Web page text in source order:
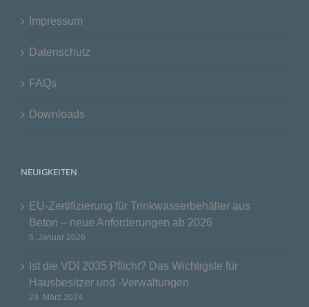
Impressum
Datenschutz
FAQs
Downloads
NEUIGKEITEN
EU-Zertifizierung für Trinkwasserbehälter aus
Beton – neue Anforderungen ab 2026
5. Januar 2026
Ist die VDI 2035 Pflicht? Das Wichtigste für
Hausbesitzer und -Verwaltungen
29. März 2024